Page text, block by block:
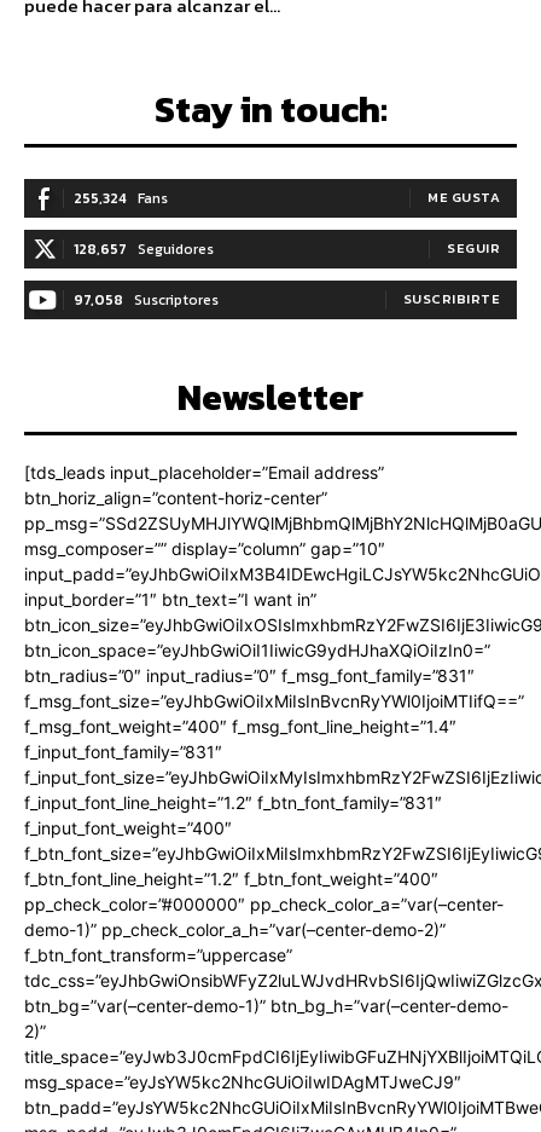
Stay in touch:
255,324 Fans ME GUSTA
128,657 Seguidores SEGUIR
97,058 Suscriptores SUSCRIBIRTE
Newsletter
[tds_leads input_placeholder=”Email address”
btn_horiz_align=”content-horiz-center”
msg_composer=”” display=”column” gap=”10″
input_border=”1″ btn_text=”I want in”
btn_icon_space=”eyJhbGwiOiI1IiwicG9ydHJhaXQiOiIzIn0=”
btn_radius=”0″ input_radius=”0″ f_msg_font_family=”831″
f_msg_font_size=”eyJhbGwiOiIxMiIsInBvcnRyYWl0IjoiMTIifQ==”
f_msg_font_weight=”400″ f_msg_font_line_height=”1.4″
f_input_font_family=”831″
f_input_font_line_height=”1.2″ f_btn_font_family=”831″
f_input_font_weight=”400″
f_btn_font_line_height=”1.2″ f_btn_font_weight=”400″
pp_check_color=”#000000″ pp_check_color_a=”var(–center-
demo-1)” pp_check_color_a_h=”var(–center-demo-2)”
f_btn_font_transform=”uppercase”
btn_bg=”var(–center-demo-1)” btn_bg_h=”var(–center-demo-
2)”
msg_space=”eyJsYW5kc2NhcGUiOiIwIDAgMTJweCJ9″